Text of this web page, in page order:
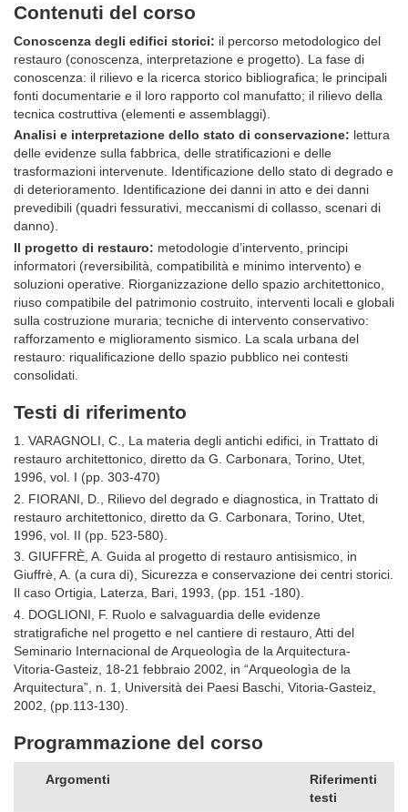
Contenuti del corso
Conoscenza degli edifici storici: il percorso metodologico del
restauro (conoscenza, interpretazione e progetto). La fase di
conoscenza: il rilievo e la ricerca storico bibliografica; le principali
fonti documentarie e il loro rapporto col manufatto; il rilievo della
tecnica costruttiva (elementi e assemblaggi).
Analisi e interpretazione dello stato di conservazione: lettura
delle evidenze sulla fabbrica, delle stratificazioni e delle
trasformazioni intervenute. Identificazione dello stato di degrado e
di deterioramento. Identificazione dei danni in atto e dei danni
prevedibili (quadri fessurativi, meccanismi di collasso, scenari di
danno).
Il progetto di restauro: metodologie d’intervento, principi
informatori (reversibilità, compatibilità e minimo intervento) e
soluzioni operative. Riorganizzazione dello spazio architettonico,
riuso compatibile del patrimonio costruito, interventi locali e globali
sulla costruzione muraria; tecniche di intervento conservativo:
rafforzamento e miglioramento sismico. La scala urbana del
restauro: riqualificazione dello spazio pubblico nei contesti
consolidati.
Testi di riferimento
1. VARAGNOLI, C., La materia degli antichi edifici, in Trattato di
restauro architettonico, diretto da G. Carbonara, Torino, Utet,
1996, vol. I (pp. 303-470)
2. FIORANI, D., Rilievo del degrado e diagnostica, in Trattato di
restauro architettonico, diretto da G. Carbonara, Torino, Utet,
1996, vol. II (pp. 523-580).
3. GIUFFRÈ, A. Guida al progetto di restauro antisismico, in
Giuffrè, A. (a cura di), Sicurezza e conservazione dei centri storici.
Il caso Ortigia, Laterza, Bari, 1993, (pp. 151 -180).
4. DOGLIONI, F. Ruolo e salvaguardia delle evidenze
stratigrafiche nel progetto e nel cantiere di restauro, Atti del
Seminario Internacional de Arqueologìa de la Arquitectura-
Vitoria-Gasteiz, 18-21 febbraio 2002, in “Arqueologìa de la
Arquitectura”, n. 1, Università dei Paesi Baschi, Vitoria-Gasteiz,
2002, (pp.113-130).
Programmazione del corso
Argomenti
Riferimenti
testi